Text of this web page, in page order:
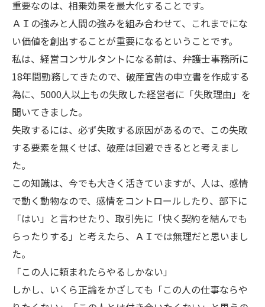
重要なのは、相乗効果を最大化することです。
ＡＩの強みと人間の強みを組み合わせて、これまでにな
い価値を創出することが重要になるということです。
私は、経営コンサルタントになる前は、弁護士事務所に
18年間勤務してきたので、破産宣告の申立書を作成する
為に、5000人以上もの失敗した経営者に「失敗理由」を
聞いてきました。
失敗するには、必ず失敗する原因があるので、この失敗
する要素を無くせば、破産は回避できるとと考えまし
た。
この知識は、今でも大きく活きていますが、人は、感情
で動く動物なので、感情をコントロールしたり、部下に
「はい」と言わせたり、取引先に「快く契約を結んでも
らったりする」と考えたら、ＡＩでは無理だと思いまし
た。
「この人に頼まれたらやるしかない」
しかし、いくら正論をかざしても「この人の仕事ならや